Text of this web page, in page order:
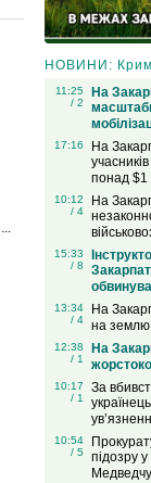
НОВИНИ:
11:25
/ 2
На
17:16
На
понад $1
10:12
/ 4
На
15:33
/ 8
13:34
/ 4
На
на землю
12:38
/ 1
На
10:17
/ 1
За
10:54
/ 5
підозру у